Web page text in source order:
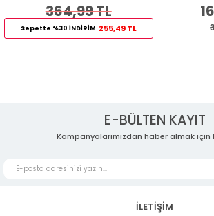
364,99 TL
Sepette %30 İNDİRİM 255,49 TL
E-BÜLTEN KAYIT
Kampanyalarımızdan haber almak için
İLETİŞİM